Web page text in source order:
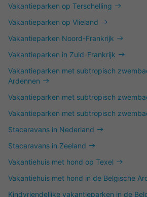
Vakantieparken op Terschelling
Vakantieparken op Vlieland
Vakantieparken Noord-Frankrijk
Vakantieparken in Zuid-Frankrijk
Vakantieparken met subtropisch
Ardennen
Vakantieparken met subtropisch
Vakantieparken met subtropisch
Stacaravans in Nederland
Stacaravans in Zeeland
Vakantiehuis met hond op Texel
Vakantiehuis met hond in de Belgische
Kindvriendelijke vakantieparken in de